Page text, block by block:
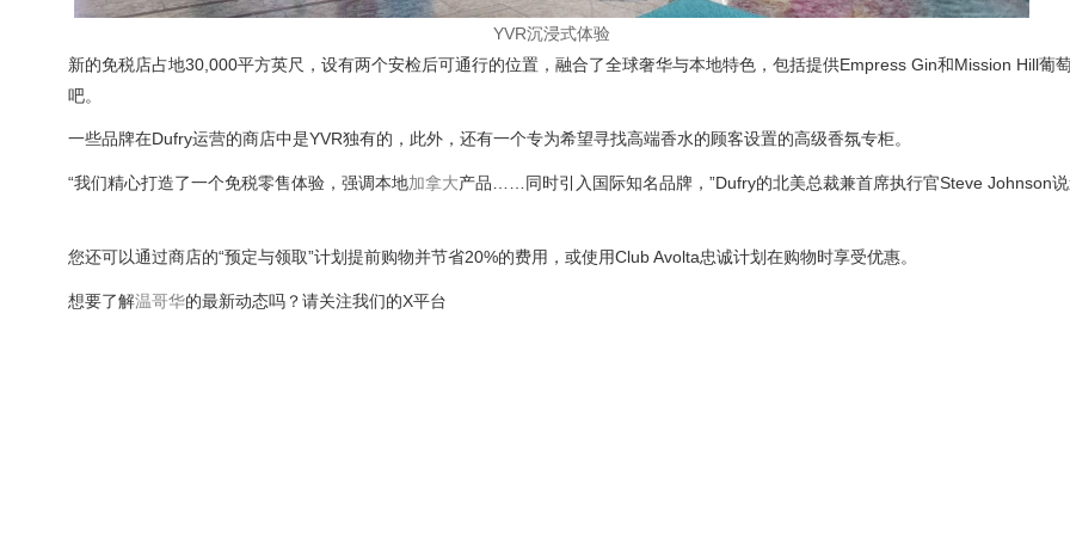
YVR沉浸式体验
新的免税店占地30,000平方英尺，设有两个安检后可通行的位置，融合了全球奢华与本地特色，包括提供Empress Gin和Mission Hill葡
吧。
一些品牌在Dufry运营的商店中是YVR独有的，此外，还有一个专为希望寻找高端香水的顾客设置的高级香氛专柜。
“我们精心打造了一个免税零售体验，强调本地加拿大产品……同时引入国际知名品牌，”Dufry的北美总裁兼首席执行官Steve Johnson说
您还可以通过商店的“预定与领取”计划提前购物并节省20%的费用，或使用Club Avolta忠诚计划在购物时享受优惠。
想要了解温哥华的最新动态吗？请关注我们的X平台